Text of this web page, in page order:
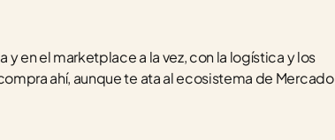
en el marketplace a la vez, con la logística y los
ahí, aunque te ata al ecosistema de Mercado